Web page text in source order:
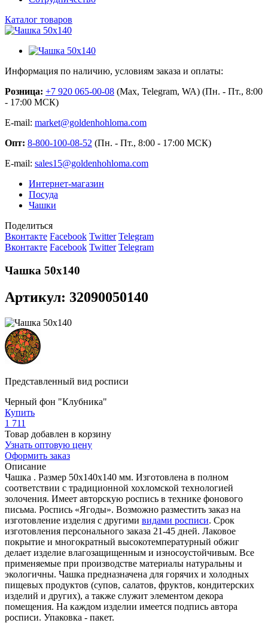
Каталог товаров
Информация по наличию, условиям заказа и оплаты:
Розница: +7 920 065-00-08 (Max, Telegram, WA) (Пн. - Пт., 8:00
- 17:00 МСК)
E-mail: market@goldenhohloma.com
Опт: 8-800-100-08-52 (Пн. - Пт., 8:00 - 17:00 МСК)
E-mail: sales15@goldenhohloma.com
Интернет-магазин
Посуда
Чашки
Поделиться
Вконтакте Facebook Twitter Telegram
Вконтакте Facebook Twitter Telegram
Чашка 50х140
Артикул: 32090050140
Представленный вид росписи
Черный фон "Клубника"
Купить
1 711
Товар добавлен в корзину
Узнать оптовую цену
Оформить заказ
Описание
Чашка . Размер 50х140х140 мм. Изготовлена в полном
соответствии с традиционной хохломской технологией
золочения. Имеет авторскую роспись в технике фонового
письма. Роспись «Ягоды». Возможно разместить заказ на
изготовление изделия с другими видами росписи. Срок
изготовления персонального заказа 21-45 дней. Лаковое
покрытие и многократный высокотемпературный обжиг
делает изделие влагозащищенным и износоустойчивым. Все
применяемые при производстве материалы натуральны и
экологичны. Чашка предназначена для горячих и холодных
пищевых продуктов (супов, салатов, фруктов, кондитерских
изделий и других), а также служит элементом декора
помещения. На каждом изделии имеется подпись автора
росписи. Упаковка - пакет.